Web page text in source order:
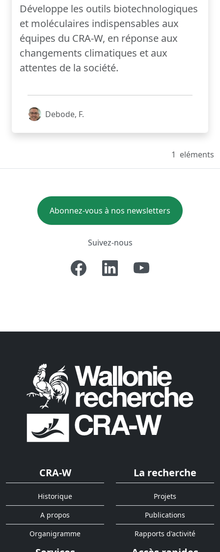
Développe les outils biotechnologiques
et moléculaires indispensables aux
équipes du CRA-W, en réponse aux
changements climatiques et aux
attentes de la société.
Debode, F.
1 eléments
Abonnez-vous à nos newsletters
Suivez-nous
CRA-W
Historique
A propos
Organigramme
La recherche
Projets
Publications
Rapports d'activité